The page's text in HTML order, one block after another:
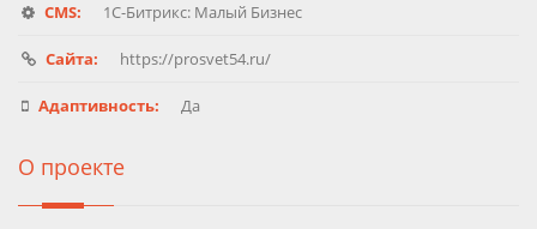
CMS: 1C-Битрикс: Малый Бизнес
Сайта: https://prosvet54.ru/
Адаптивность: Да
О проекте